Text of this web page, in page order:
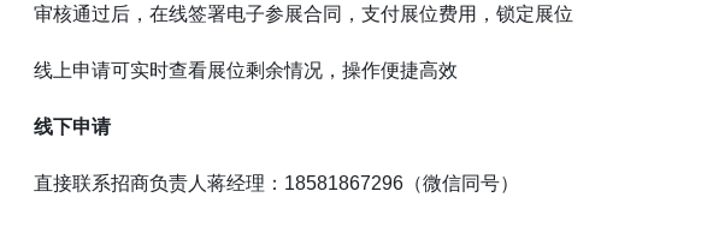
审核通过后，在线签署电子参展合同，支付展位费用，锁定展位
线上申请可实时查看展位剩余情况，操作便捷高效
线下申请
直接联系招商负责人蒋经理：18581867296（微信同号）